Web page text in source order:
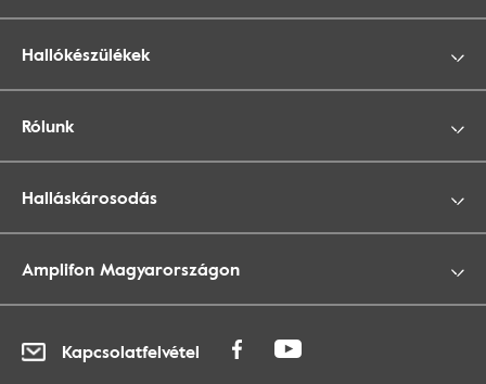
Hallókészülékek
Rólunk
Halláskárosodás
Amplifon Magyarországon
Kapcsolatfelvétel